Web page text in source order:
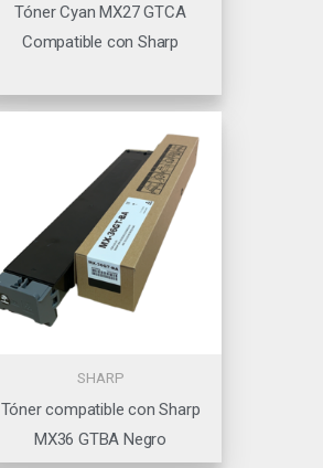
Tóner Cyan MX27 GTCA
Compatible con Sharp
SHARP
Tóner compatible con Sharp
MX36 GTBA Negro